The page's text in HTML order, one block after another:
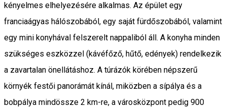
kényelmes elhelyezésére alkalmas. Az épület egy
franciaágyas hálószobából, egy saját fürdőszobából, valamint
egy mini konyhával felszerelt nappaliból áll. A konyha minden
szükséges eszközzel (kávéfőző, hűtő, edények) rendelkezik
a zavartalan önellátáshoz. A túrázók körében népszerű
környék festői panorámát kínál, miközben a sípálya és a
bobpálya mindössze 2 km-re, a városközpont pedig 900